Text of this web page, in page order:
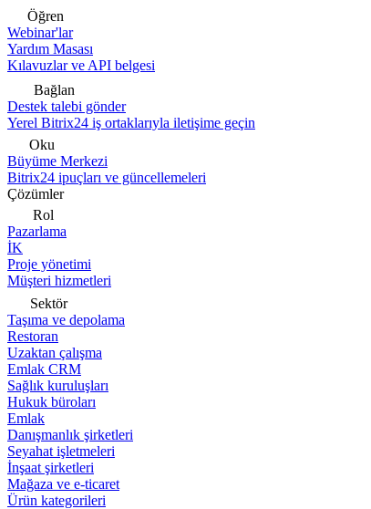
Öğren
Webinar'lar
Yardım Masası
Kılavuzlar ve API belgesi
Bağlan
Destek talebi gönder
Yerel Bitrix24 iş ortaklarıyla iletişime geçin
Oku
Büyüme Merkezi
Bitrix24 ipuçları ve güncellemeleri
Çözümler
Rol
Pazarlama
İK
Proje yönetimi
Müşteri hizmetleri
Sektör
Taşıma ve depolama
Restoran
Uzaktan çalışma
Emlak CRM
Sağlık kuruluşları
Hukuk büroları
Emlak
Danışmanlık şirketleri
Seyahat işletmeleri
İnşaat şirketleri
Mağaza ve e-ticaret
Ürün kategorileri